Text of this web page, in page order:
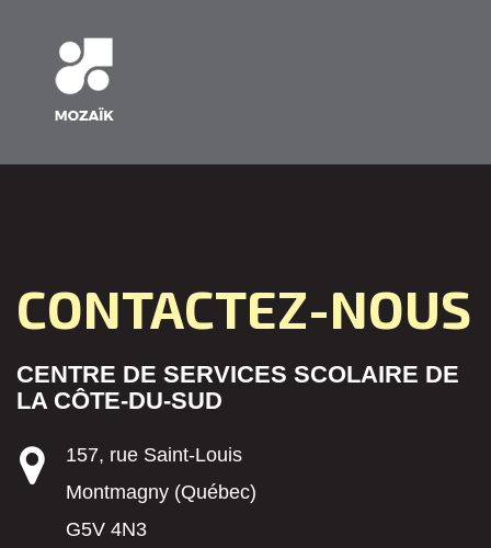
CONTACTEZ-NOUS
CENTRE DE SERVICES SCOLAIRE DE
LA CÔTE-DU-SUD
157, rue Saint-Louis
Montmagny (Québec)
G5V 4N3